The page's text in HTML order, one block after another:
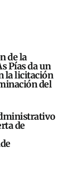
de la
Pías da un
la licitación
del
de